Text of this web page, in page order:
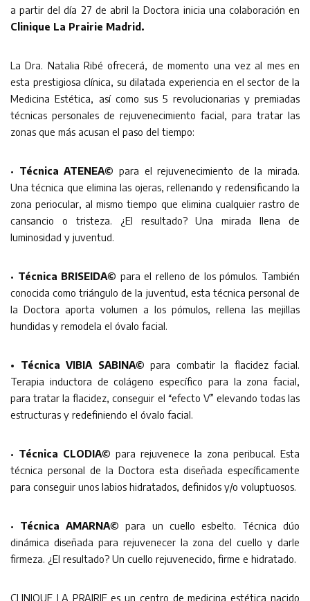
a partir del día 27 de abril la Doctora inicia una colaboración en
Clinique La Prairie Madrid.
La Dra. Natalia Ribé ofrecerá, de momento una vez al mes en
esta prestigiosa clínica, su dilatada experiencia en el sector de la
Medicina Estética, así como sus 5 revolucionarias y premiadas
técnicas personales de rejuvenecimiento facial, para tratar las
zonas que más acusan el paso del tiempo:
• Técnica ATENEA© para el rejuvenecimiento de la mirada.
Una técnica que elimina las ojeras, rellenando y redensificando la
zona periocular, al mismo tiempo que elimina cualquier rastro de
cansancio o tristeza. ¿El resultado? Una mirada llena de
luminosidad y juventud.
• Técnica BRISEIDA© para el relleno de los pómulos. También
conocida como triángulo de la juventud, esta técnica personal de
la Doctora aporta volumen a los pómulos, rellena las mejillas
hundidas y remodela el óvalo facial.
• Técnica VIBIA SABINA© para combatir la flacidez facial.
Terapia inductora de colágeno específico para la zona facial,
para tratar la flacidez, conseguir el “efecto V” elevando todas las
estructuras y redefiniendo el óvalo facial.
• Técnica CLODIA© para rejuvenece la zona peribucal. Esta
técnica personal de la Doctora esta diseñada específicamente
para conseguir unos labios hidratados, definidos y/o voluptuosos.
• Técnica AMARNA©para un cuello esbelto. Técnica dúo
dinámica diseñada para rejuvenecer la zona del cuello y darle
firmeza. ¿El resultado? Un cuello rejuvenecido, firme e hidratado.
CLINIQUE LA PRAIRIE es un centro de medicina estética nacido